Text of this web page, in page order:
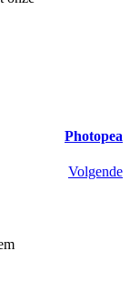
Volgende
Photopea